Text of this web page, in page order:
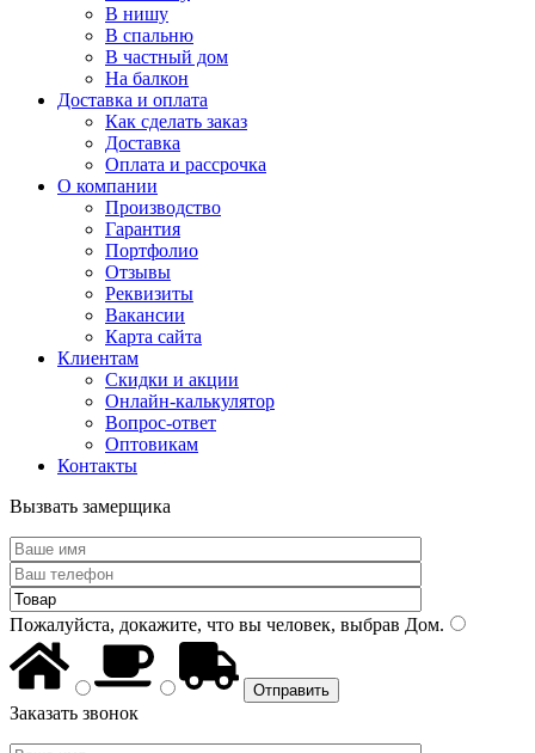
В нишу
В спальню
В частный дом
На балкон
Доставка и оплата
Как сделать заказ
Доставка
Оплата и рассрочка
О компании
Производство
Гарантия
Портфолио
Отзывы
Реквизиты
Вакансии
Карта сайта
Клиентам
Скидки и акции
Онлайн-калькулятор
Вопрос-ответ
Оптовикам
Контакты
Вызвать замерщика
Пожалуйста, докажите, что вы человек, выбрав Дом.
Заказать звонок